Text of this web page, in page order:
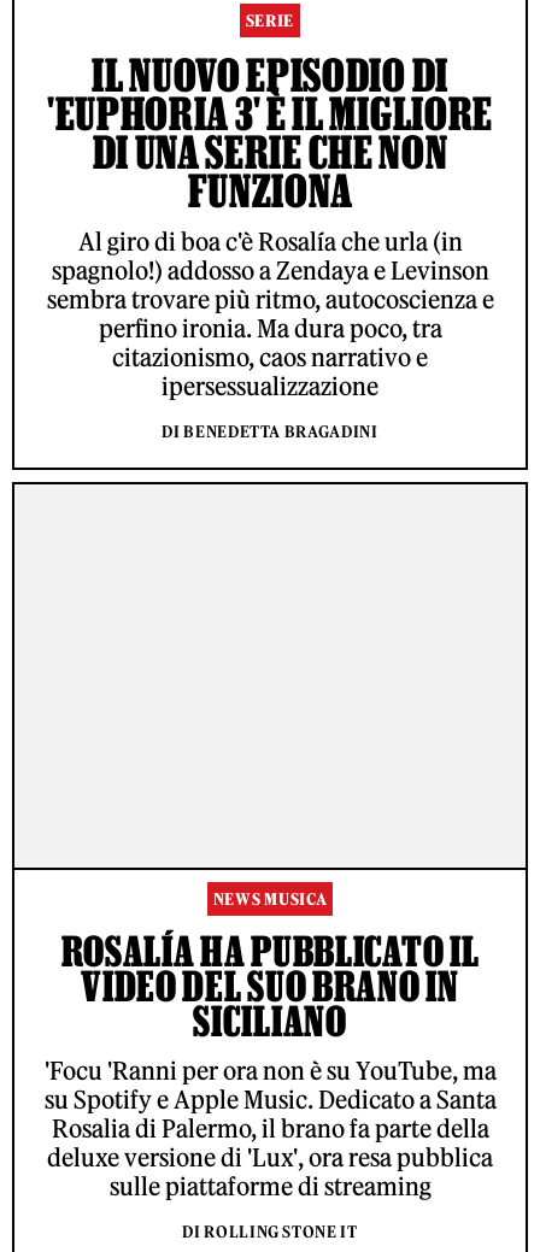
SERIE
IL NUOVO EPISODIO DI
'EUPHORIA 3' È IL MIGLIORE
DI UNA SERIE CHE NON
FUNZIONA
Al giro di boa c'è Rosalía che urla (in
spagnolo!) addosso a Zendaya e Levinson
sembra trovare più ritmo, autocoscienza e
perfino ironia. Ma dura poco, tra
citazionismo, caos narrativo e
ipersessualizzazione
DI BENEDETTA BRAGADINI
NEWS MUSICA
ROSALÍA HA PUBBLICATO IL
VIDEO DEL SUO BRANO IN
SICILIANO
'Focu 'Ranni per ora non è su YouTube, ma
su Spotify e Apple Music. Dedicato a Santa
Rosalia di Palermo, il brano fa parte della
deluxe versione di 'Lux', ora resa pubblica
sulle piattaforme di streaming
DI ROLLING STONE IT